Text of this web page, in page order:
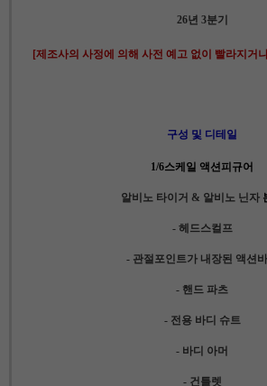
26년 3분기
[제조사의 사정에 의해 사전 예고 없이 빨라지거
구성 및 디테일
1/6스케일 액션피규어
알비노 타이거 & 알비노 닌자
- 헤드스컬프
- 관절포인트가 내장된 액션
- 핸드 파츠
- 전용 바디 슈트
- 바디 아머
- 건틀렛